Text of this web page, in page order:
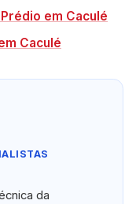
em Caculé
Caculé
da